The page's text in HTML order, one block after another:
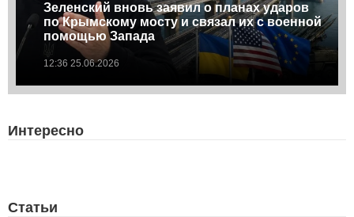
Зеленский вновь заявил о планах ударов
по Крымскому мосту и связал их с военной
помощью Запада
12:36 25.06.2026
Интересно
Статьи